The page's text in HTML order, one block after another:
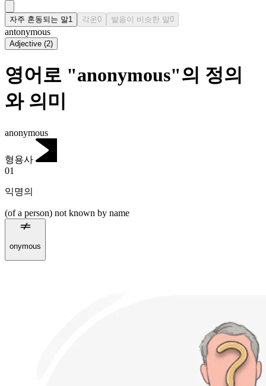
자주 혼동되는 말1 각운0 발음이 비슷한 말0
antonymous
Adjective (2)
영어로 "anonymous"의 정의
와 의미
anonymous
형용사
01
익명의
(of a person) not known by name
onymous